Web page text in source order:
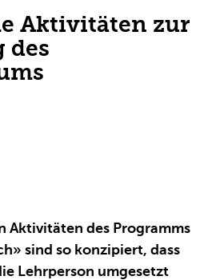
Aktivitäten zur
des
Aktivitäten des Programms
sind so konzipiert, dass
Lehrperson umgesetzt